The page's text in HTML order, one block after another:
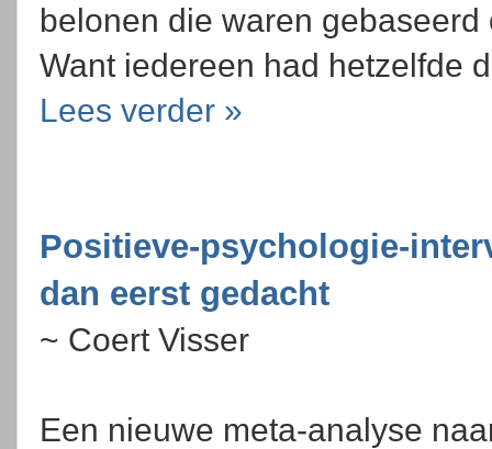
belonen die waren
Want iedereen had hetzelfde
Lees verder »
Positieve-psychologie-
dan eerst gedacht
~ Coert Visser
Een nieuwe meta-analyse